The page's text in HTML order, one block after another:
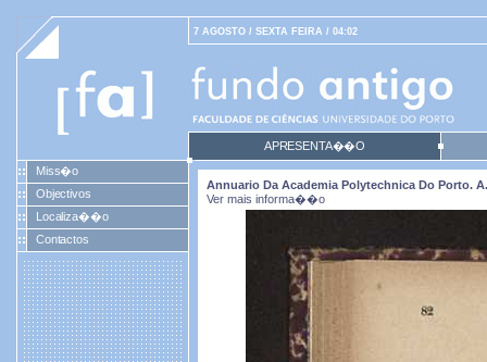
7 AGOSTO / SEXTA FEIRA / 04:02
APRESENTA��O
Miss�o
Objectivos
Localiza��o
Contactos
Annuario Da Academia Polytechnica Do Porto. A.
Ver mais informa��o